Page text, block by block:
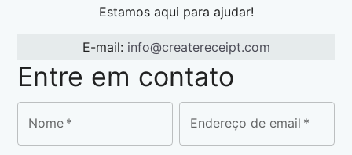
Estamos aqui para ajudar!
E-mail: info@createreceipt.com
Entre em contato
Nome * Endereço de email *